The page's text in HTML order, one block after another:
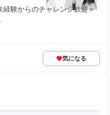
経験からのチャレンジ歓迎＞
気になる